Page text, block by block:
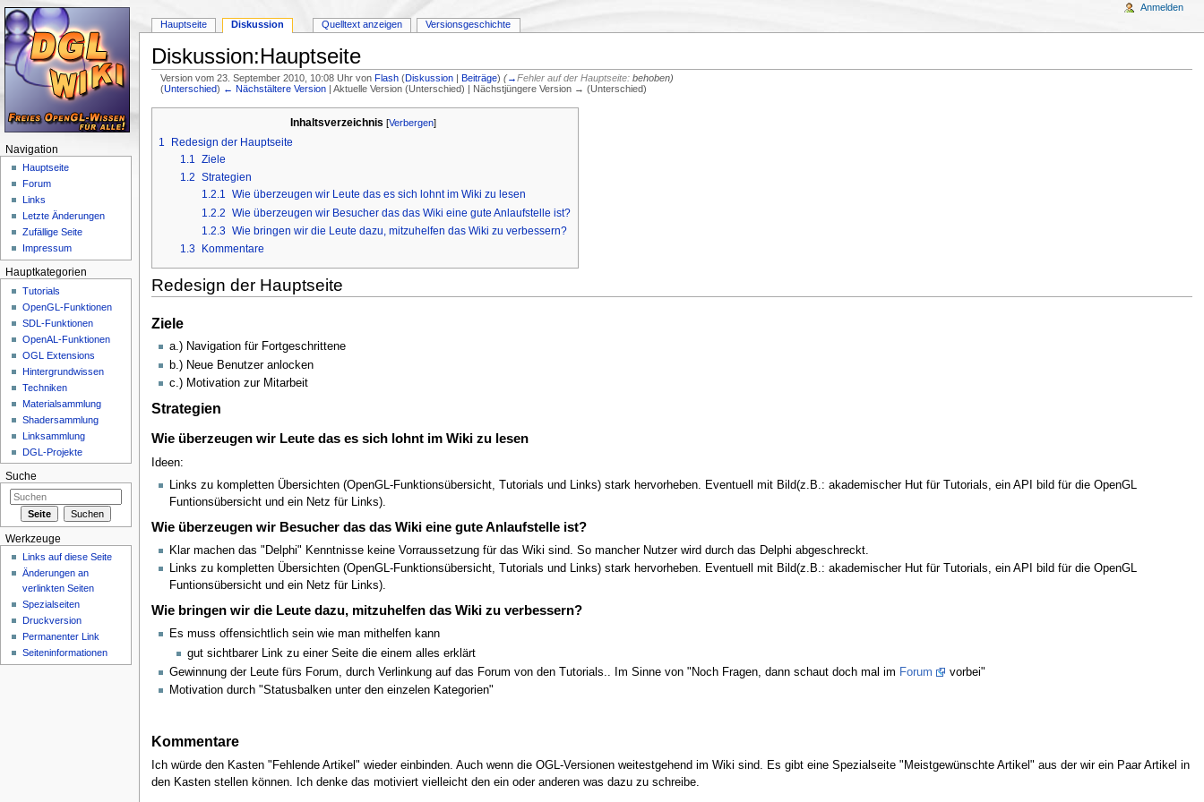
Diskussion:Hauptseite
Version vom 23. September 2010, 10:08 Uhr vonFlash (Diskussion |Beiträge) (→Fehler auf der Hauptseite:behoben)
(Unterschied) ← Nächstältere Version | Aktuelle Version (Unterschied) | Nächstjüngere Version → (Unterschied)
Inhaltsverzeichnis [Verbergen]
1
Redesign der Hauptseite
1.1 Ziele
1.2 Strategien
1.2.1 Wie überzeugen wir Leute das es sich lohnt im Wiki zu lesen
1.2.2 Wie überzeugen wir Besucher das das Wiki eine gute Anlaufstelle ist?
1.2.3 Wie bringen wir die Leute dazu, mitzuhelfen das Wiki zu verbessern?
1.3
Kommentare
Redesign der Hauptseite
Ziele
a.) Navigation für Fortgeschrittene
b.) Neue Benutzer anlocken
c.) Motivation zur Mitarbeit
Strategien
Wie überzeugen wir Leute das es sich lohnt im Wiki zu lesen
Ideen:
Links zu kompletten Übersichten (OpenGL-Funktionsübersicht, Tutorials und Links) stark hervorheben. Eventuell mit Bild(z.B.: akademischer Hut für Tutorials, ein API bild für die OpenGL
Funtionsübersicht und ein Netz für Links).
Wie überzeugen wir Besucher das das Wiki eine gute Anlaufstelle ist?
Klar machen das "Delphi" Kenntnisse keine Vorraussetzung für das Wiki sind. So mancher Nutzer wird durch das Delphi abgeschreckt.
Links zu kompletten Übersichten (OpenGL-Funktionsübersicht, Tutorials und Links) stark hervorheben. Eventuell mit Bild(z.B.: akademischer Hut für Tutorials, ein API bild für die OpenGL
Funtionsübersicht und ein Netz für Links).
Wie bringen wir die Leute dazu, mitzuhelfen das Wiki zu verbessern?
Es muss offensichtlich sein wie man mithelfen kann
gut sichtbarer Link zu einer Seite die einem alles erklärt
Gewinnung der Leute fürs Forum, durch Verlinkung auf das Forum von den Tutorials.. Im Sinne von "Noch Fragen, dann schaut doch mal im Forum
vorbei"
Motivation durch "Statusbalken unter den einzelen Kategorien"
Kommentare
Ich würde den Kasten "Fehlende Artikel" wieder einbinden. Auch wenn die OGL-Versionen weitestgehend im Wiki sind. Es gibt eine Spezialseite "Meistgewünschte Artikel" aus der wir ein Paar Artikel in
den Kasten stellen können. Ich denke das motiviert vielleicht den ein oder anderen was dazu zu schreibe.
Hauptseite Diskussion Quelltext anzeigen Versionsgeschichte
Anmelden
Navigation
Hauptseite
Forum
Links
Letzte Änderungen
Zufällige Seite
Impressum
Hauptkategorien
Tutorials
OpenGL-Funktionen
SDL-Funktionen
OpenAL-Funktionen
OGL Extensions
Hintergrundwissen
Techniken
Materialsammlung
Shadersammlung
Linksammlung
DGL-Projekte
Suche
Werkzeuge
Links auf diese Seite
Änderungen an
verlinkten Seiten
Spezialseiten
Druckversion
Permanenter Link
Seiten­informationen